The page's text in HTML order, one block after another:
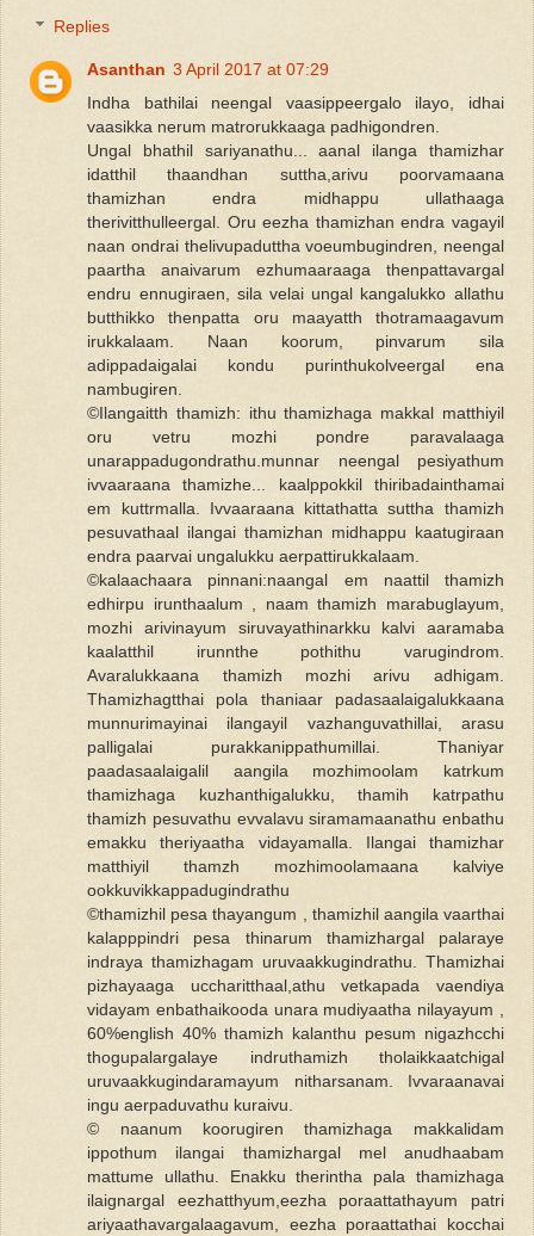
Replies
Asanthan 3 April 2017 at 07:29
Indha bathilai neengal vaasippeergalo ilayo, idhai
vaasikka nerum matrorukkaaga padhigondren.
Ungal bhathil sariyanathu... aanal ilanga thamizhar
idatthil thaandhan suttha,arivu poorvamaana
thamizhan endra midhappu ullathaaga
therivitthulleergal. Oru eezha thamizhan endra vagayil
naan ondrai thelivupaduttha voeumbugindren, neengal
paartha anaivarum ezhumaaraaga thenpattavargal
endru ennugiraen, sila velai ungal kangalukko allathu
butthikko thenpatta oru maayatth thotramaagavum
irukkalaam. Naan koorum, pinvarum sila
adippadaigalai kondu purinthukolveergal ena
nambugiren.
©Ilangaitth thamizh: ithu thamizhaga makkal matthiyil
oru vetru mozhi pondre paravalaaga
unarappadugondrathu.munnar neengal pesiyathum
ivvaaraana thamizhe... kaalppokkil thiribadainthamai
em kuttrmalla. Ivvaaraana kittathatta suttha thamizh
pesuvathaal ilangai thamizhan midhappu kaatugiraan
endra paarvai ungalukku aerpattirukkalaam.
©kalaachaara pinnani:naangal em naattil thamizh
edhirpu irunthaalum , naam thamizh marabuglayum,
mozhi arivinayum siruvayathinarkku kalvi aaramaba
kaalatthil irunnthe pothithu varugindrom.
Avaralukkaana thamizh mozhi arivu adhigam.
Thamizhagtthai pola thaniaar padasaalaigalukkaana
munnurimayinai ilangayil vazhanguvathillai, arasu
palligalai purakkanippathumillai. Thaniyar
paadasaalaigalil aangila mozhimoolam katrkum
thamizhaga kuzhanthigalukku, thamih katrpathu
thamizh pesuvathu evvalavu siramamaanathu enbathu
emakku theriyaatha vidayamalla. Ilangai thamizhar
matthiyil thamzh mozhimoolamaana kalviye
ookkuvikkappadugindrathu
©thamizhil pesa thayangum , thamizhil aangila vaarthai
kalapppindri pesa thinarum thamizhargal palaraye
indraya thamizhagam uruvaakkugindrathu. Thamizhai
pizhayaaga uccharitthaal,athu vetkapada vaendiya
vidayam enbathaikooda unara mudiyaatha nilayayum ,
60%english 40% thamizh kalanthu pesum nigazhcchi
thogupalargalaye indruthamizh tholaikkaatchigal
uruvaakkugindaramayum nitharsanam. Ivvaraanavai
ingu aerpaduvathu kuraivu.
© naanum koorugiren thamizhaga makkalidam
ippothum ilangai thamizhargal mel anudhaabam
mattume ullathu. Enakku therintha pala thamizhaga
ilaignargal eezhatthyum,eezha poraattathayum patri
ariyaathavargalaagavum, eezha poraattathai kocchai